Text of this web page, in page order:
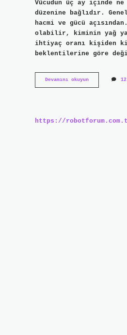
Vücudun üç ay içinde
düzenine bağlıdır.
hacmi ve gücü
olabilir, kiminin yağ
ihtiyaç oranı kişiden
beklentilerine göre
Devamını okuyunSıkılaşma
Ne
https://